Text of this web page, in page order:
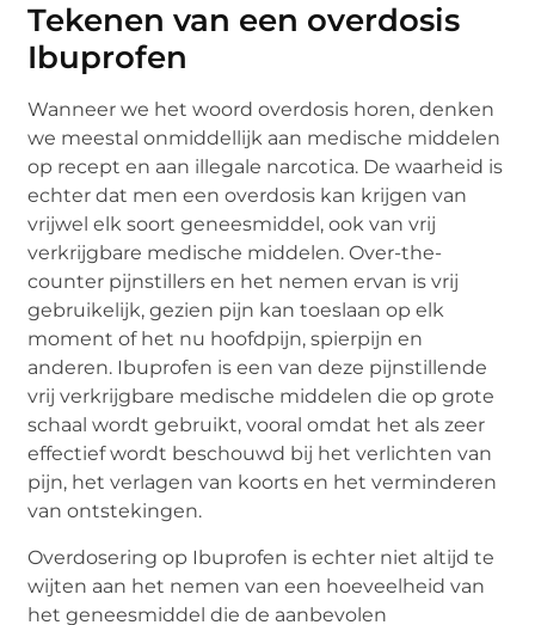
Tekenen van een overdosis
Ibuprofen
Wanneer we het woord overdosis horen, denken
we meestal onmiddellijk aan medische middelen
op recept en aan illegale narcotica. De waarheid is
echter dat men een overdosis kan krijgen van
vrijwel elk soort geneesmiddel, ook van vrij
verkrijgbare medische middelen. Over-the-
counter pijnstillers en het nemen ervan is vrij
gebruikelijk, gezien pijn kan toeslaan op elk
moment of het nu hoofdpijn, spierpijn en
anderen. Ibuprofen is een van deze pijnstillende
vrij verkrijgbare medische middelen die op grote
schaal wordt gebruikt, vooral omdat het als zeer
effectief wordt beschouwd bij het verlichten van
pijn, het verlagen van koorts en het verminderen
van ontstekingen.
Overdosering op Ibuprofen is echter niet altijd te
wijten aan het nemen van een hoeveelheid van
het geneesmiddel die de aanbevolen